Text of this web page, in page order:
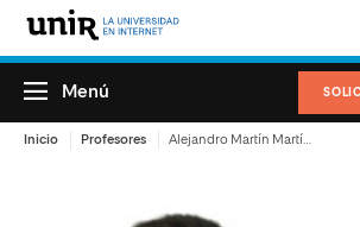
Menú
Inicio Profesores